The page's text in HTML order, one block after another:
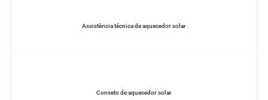
Assistência técnica de aquecedor solar
Conseto de aquecedor solar